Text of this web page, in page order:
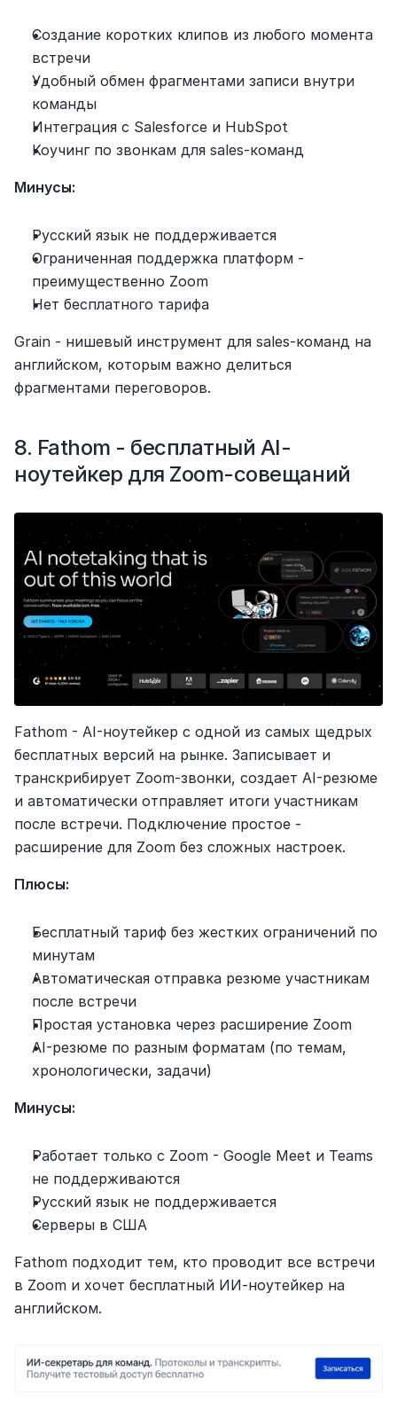
Создание коротких клипов из любого момента
встречи
Удобный обмен фрагментами записи внутри
команды
Интеграция с Salesforce и HubSpot
Коучинг по звонкам для sales-команд
Минусы:
Русский язык не поддерживается
Ограниченная поддержка платформ -
преимущественно Zoom
Нет бесплатного тарифа
Grain - нишевый инструмент для sales-команд на
английском, которым важно делиться
фрагментами переговоров.
8. Fathom - бесплатный AI-
ноутейкер для Zoom-совещаний
Fathom - AI-ноутейкер с одной из самых щедрых
бесплатных версий на рынке. Записывает и
транскрибирует Zoom-звонки, создает AI-резюме
и автоматически отправляет итоги участникам
после встречи. Подключение простое -
расширение для Zoom без сложных настроек.
Плюсы:
Бесплатный тариф без жестких ограничений по
минутам
Автоматическая отправка резюме участникам
после встречи
Простая установка через расширение Zoom
AI-резюме по разным форматам (по темам,
хронологически, задачи)
Минусы:
Работает только с Zoom - Google Meet и Teams
не поддерживаются
Русский язык не поддерживается
Серверы в США
Fathom подходит тем, кто проводит все встречи
в Zoom и хочет бесплатный ИИ-ноутейкер на
английском.